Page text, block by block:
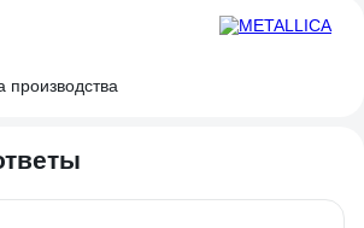
производства